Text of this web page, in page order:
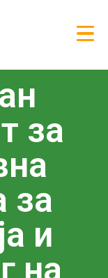
за
за
и
на